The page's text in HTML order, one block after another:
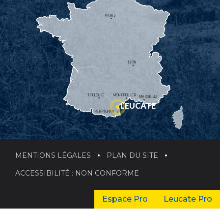
MONTPELLIER
PERPIGNAN
MARSEILLE
TOULOUSE
LYON
PARIS
LEUCATE
MENTIONS LÉGALES PLAN DU SITE
ACCESSIBILITÉ : NON CONFORME
Espace Pro Leucate Pro